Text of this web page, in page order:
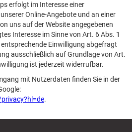
erfolgt im Interesse einer
Online-Angebote und an einer
uns auf der Website angegebenen
Interesse im Sinne von Art. 6 Abs. 1
entsprechende Einwilligung abgefragt
ausschließlich auf Grundlage von Art.
ist jederzeit widerrufbar.
mit Nutzerdaten finden Sie in der
.